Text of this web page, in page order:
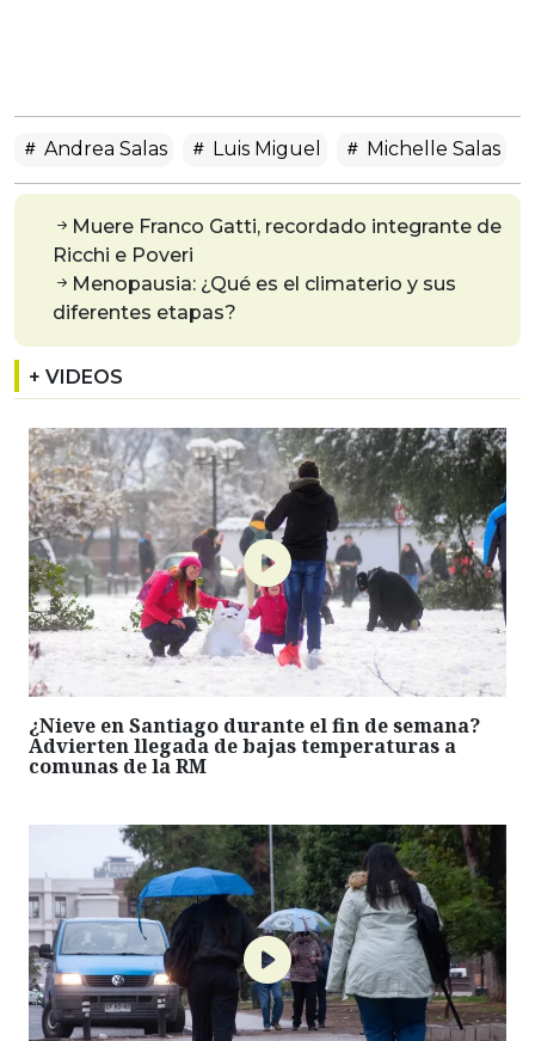
Andrea Salas Luis Miguel Michelle Salas
Muere Franco Gatti, recordado integrante de
Ricchi e Poveri
Menopausia: ¿Qué es el climaterio y sus
diferentes etapas?
+ VIDEOS
¿Nieve en Santiago durante el fin de semana?
Advierten llegada de bajas temperaturas a
comunas de la RM